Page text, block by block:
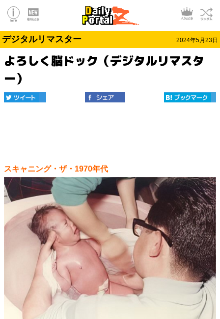
デジタルリマスター 2024年5月23日
よろしく脳ドック（デジタルリマスタ
ー）
スキャニング・ザ・1970年代